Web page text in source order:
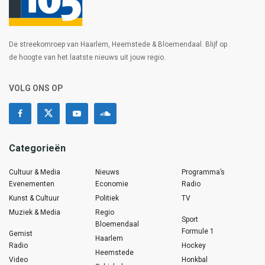
De streekomroep van Haarlem, Heemstede & Bloemendaal. Blijf op
de hoogte van het laatste nieuws uit jouw regio.
VOLG ONS OP
Categorieën
Cultuur & Media
Evenementen
Kunst & Cultuur
Muziek & Media
Gemist
Radio
Video
Nieuws
Economie
Politiek
Regio
Bloemendaal
Haarlem
Heemstede
Programma’s
Radio
TV
Sport
Formule 1
Hockey
Honkbal